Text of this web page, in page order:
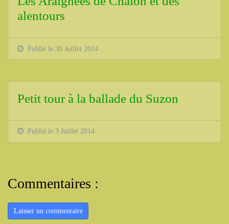
alentours
Publié le 30 Juillet 2014
Petit tour à la ballade du Suzon
Publié le 3 Juillet 2014
Commentaires :
Laisser un commentaire